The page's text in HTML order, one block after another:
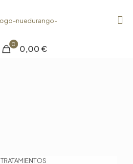
0 0,00 €
TRATAMIENTOS